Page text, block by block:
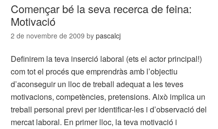
Començar bé la seva recerca de feina:
Motivació
2 de novembre de 2009 bypascalcj
Definirem la teva inserció laboral (ets el actor principal!)
com tot el procés que emprendràs amb l’objectiu
d’aconseguir un lloc de treball adequat a les teves
motivacions, competències, pretensions. Això implica un
treball personal previ per identificar-les i d’observació del
mercat laboral. En primer lloc, la teva motivació i